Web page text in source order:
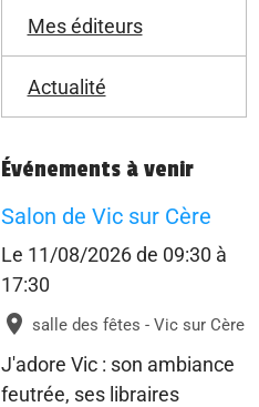
Mes éditeurs
Actualité
Événements à venir
Salon de Vic sur Cère
Le 11/08/2026de 09:30 à
17:30
salle des fêtes - Vic sur Cère
J'adore Vic : son ambiance
feutrée, ses libraires